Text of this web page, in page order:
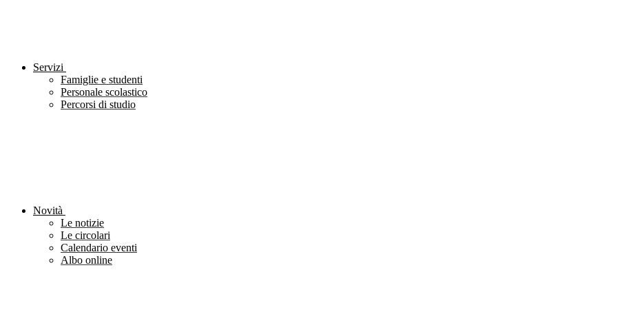
Servizi
Famiglie e studenti
Personale scolastico
Percorsi di studio
Novità
Le notizie
Le circolari
Calendario eventi
Albo online